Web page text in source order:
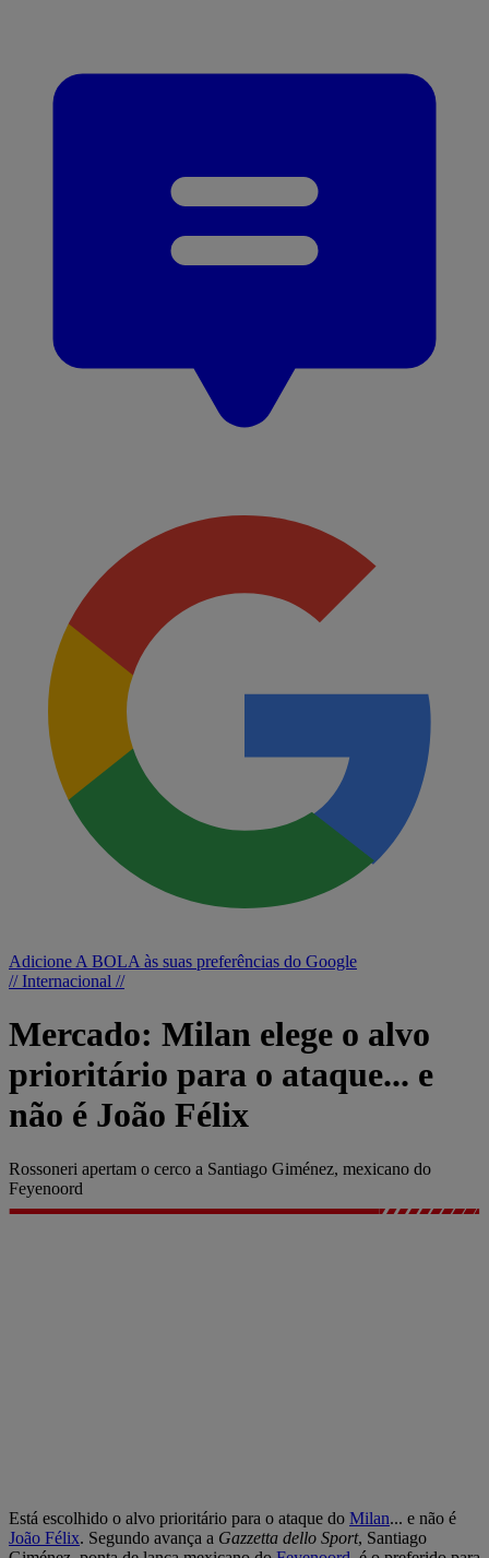
Adicione A BOLA às suas preferências do Google
// Internacional //
Mercado: Milan elege o alvo
prioritário para o ataque... e
não é João Félix
Rossoneri apertam o cerco a Santiago Giménez, mexicano do
Feyenoord
Está escolhido o alvo prioritário para o ataque do Milan... e não é
João Félix. Segundo avança a Gazzetta dello Sport, Santiago